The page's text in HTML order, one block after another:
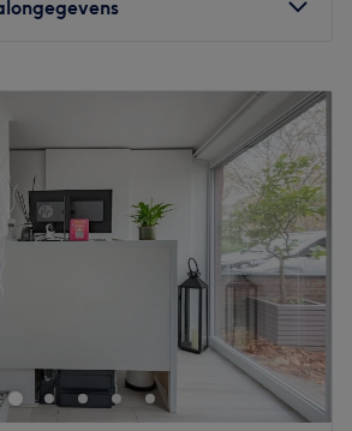
19:00
Gesloten
09:30–19:00
09:30 19:00
10:00–16:00
Gesloten
est un institut de beauté situé à
Laissez-vous vous faire chouchouter
d'une parenthèse de douceur et
mesure pour révéler votre beauté
soin de votre peau.